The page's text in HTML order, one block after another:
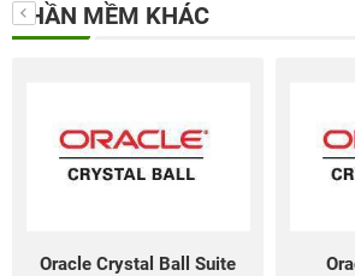
PHẦN MỀM KHÁC
Oracle Crystal Ball